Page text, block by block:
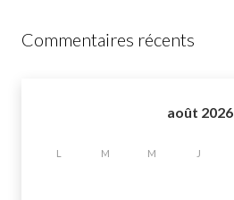
Commentaires récents
août 2026
L M M J